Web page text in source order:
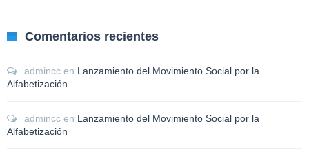
Comentarios recientes
admincc en Lanzamiento del Movimiento Social por la
Alfabetización
admincc en Lanzamiento del Movimiento Social por la
Alfabetización